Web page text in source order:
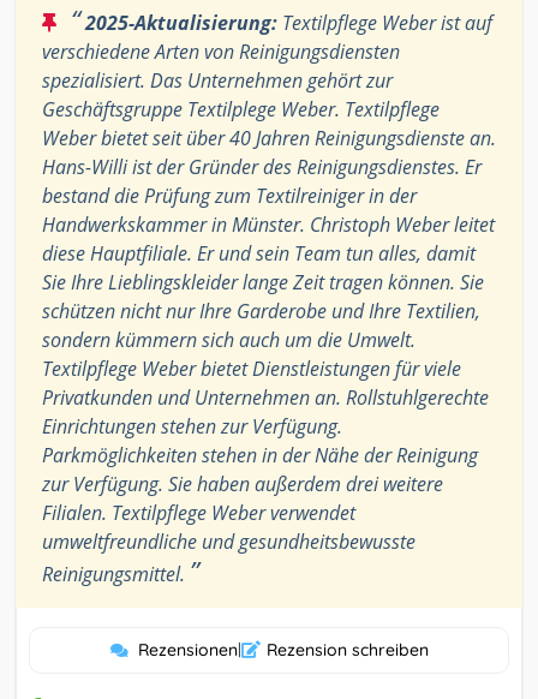
“2025-Aktualisierung: Textilpflege Weber ist auf
verschiedene Arten von Reinigungsdiensten
spezialisiert. Das Unternehmen gehört zur
Geschäftsgruppe Textilplege Weber. Textilpflege
Weber bietet seit über 40 Jahren Reinigungsdienste an.
Hans-Willi ist der Gründer des Reinigungsdienstes. Er
bestand die Prüfung zum Textilreiniger in der
Handwerkskammer in Münster. Christoph Weber leitet
diese Hauptfiliale. Er und sein Team tun alles, damit
Sie Ihre Lieblingskleider lange Zeit tragen können. Sie
schützen nicht nur Ihre Garderobe und Ihre Textilien,
sondern kümmern sich auch um die Umwelt.
Textilpflege Weber bietet Dienstleistungen für viele
Privatkunden und Unternehmen an. Rollstuhlgerechte
Einrichtungen stehen zur Verfügung.
Parkmöglichkeiten stehen in der Nähe der Reinigung
zur Verfügung. Sie haben außerdem drei weitere
Filialen. Textilpflege Weber verwendet
umweltfreundliche und gesundheitsbewusste
Reinigungsmittel. ”
Rezensionen| Rezension schreiben